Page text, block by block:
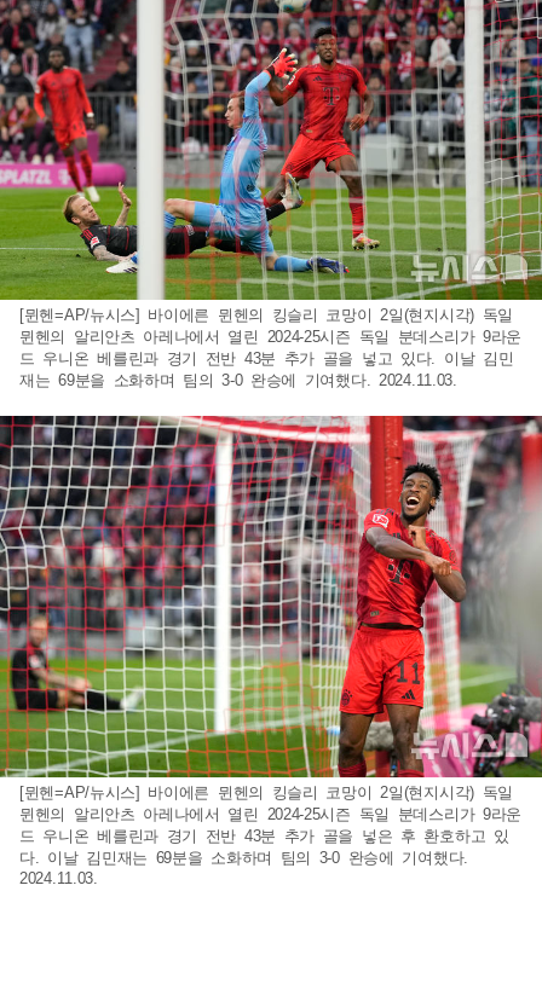
[뮌헨=AP/뉴시스] 바이에른 뮌헨의 킹슬리 코망이 2일(현지시각) 독일
뮌헨의 알리안츠 아레나에서 열린 2024-25시즌 독일 분데스리가 9라운
드 우니온 베를린과 경기 전반 43분 추가 골을 넣고 있다. 이날 김민
재는 69분을 소화하며 팀의 3-0 완승에 기여했다. 2024.11.03.
[뮌헨=AP/뉴시스] 바이에른 뮌헨의 킹슬리 코망이 2일(현지시각) 독일
뮌헨의 알리안츠 아레나에서 열린 2024-25시즌 독일 분데스리가 9라운
드 우니온 베를린과 경기 전반 43분 추가 골을 넣은 후 환호하고 있
다. 이날 김민재는 69분을 소화하며 팀의 3-0 완승에 기여했다.
2024.11.03.